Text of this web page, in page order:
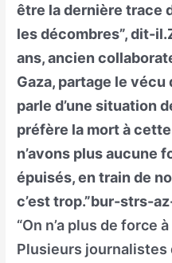
être la dernière trace
les décombres”, dit-
ans, ancien
Gaza, partage le
parle d’une situation
préfère la mort à
n’avons plus aucune
épuisés, en train de
c’est trop.”bur-strs-
“On n’a plus de force
Plusieurs journalistes